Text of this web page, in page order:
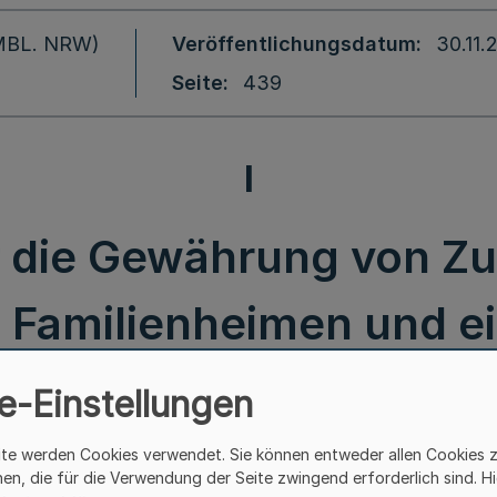
NRW)
Veröffentlichungsdatum
Seite
439
I
Gewährung von
und
Eigentumswohnungen
Einstellungen
werden Cookies verwendet. Sie können entweder allen Cookies
die für die Verwendung der Seite zwingend erforderlich sind.